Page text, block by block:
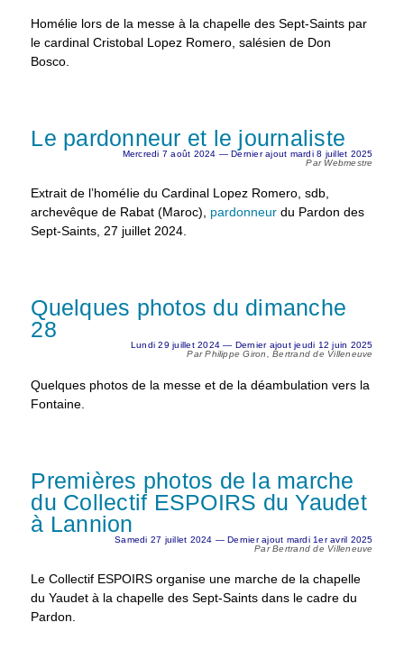
Homélie lors de la messe à la chapelle des Sept-Saints par
le cardinal Cristobal Lopez Romero, salésien de Don
Bosco.
Le pardonneur et le journaliste
Mercredi 7 août 2024 — Dernier ajout mardi 8 juillet 2025
Par Webmestre
Extrait de l’homéIie du Cardinal Lopez Romero, sdb,
archevêque de Rabat (Maroc), pardonneur du Pardon des
Sept-Saints, 27 juillet 2024.
Quelques photos du dimanche
28
Lundi 29 juillet 2024 — Dernier ajout jeudi 12 juin 2025
Par Philippe Giron, Bertrand de Villeneuve
Quelques photos de la messe et de la déambulation vers la
Fontaine.
Premières photos de la marche
du Collectif ESPOIRS du Yaudet
à Lannion
Samedi 27 juillet 2024 — Dernier ajout mardi 1er avril 2025
Par Bertrand de Villeneuve
Le Collectif ESPOIRS organise une marche de la chapelle
du Yaudet à la chapelle des Sept-Saints dans le cadre du
Pardon.